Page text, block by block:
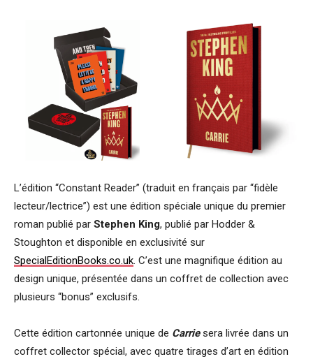
L’édition “Constant Reader” (traduit en français par “fidèle
lecteur/lectrice”) est une édition spéciale unique du premier
roman publié par Stephen King, publié par Hodder &
Stoughton et disponible en exclusivité sur
SpecialEditionBooks.co.uk. C’est une magnifique édition au
design unique, présentée dans un coffret de collection avec
plusieurs “bonus” exclusifs.
Cette édition cartonnée unique de Carriesera livrée dans un
coffret collector spécial, avec quatre tirages d’art en édition